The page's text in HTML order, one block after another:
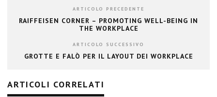
ARTICOLO PRECEDENTE
RAIFFEISEN CORNER – PROMOTING WELL-BEING IN
THE WORKPLACE
ARTICOLO SUCCESSIVO
GROTTE E FALÒ PER IL LAYOUT DEI WORKPLACE
ARTICOLI CORRELATI